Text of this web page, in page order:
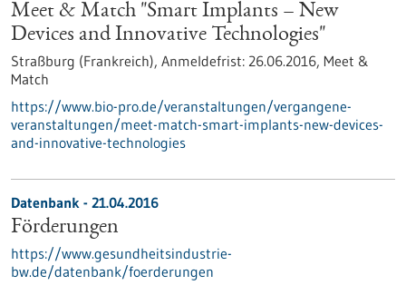
Meet & Match "Smart Implants – New
Devices and Innovative Technologies"
Straßburg (Frankreich), Anmeldefrist: 26.06.2016, Meet &
Match
https://www.bio-pro.de/veranstaltungen/vergangene-
veranstaltungen/meet-match-smart-implants-new-devices-
and-innovative-technologies
Datenbank - 21.04.2016
Förderungen
https://www.gesundheitsindustrie-
bw.de/datenbank/foerderungen